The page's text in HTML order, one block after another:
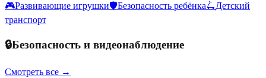
🎮Развивающие игрушки🛡️Безопасность ребёнка🛴Детский
транспорт
🔒Безопасность и видеонаблюдение
Смотреть все →